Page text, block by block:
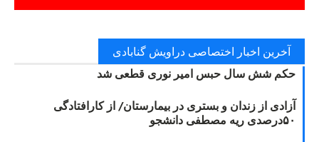
آخرین اخبار اختصاصی دراویش گنابادی
حکم شش سال حبس امیر نوری قطعی شد
آزادی از زندان و بستری در بیمارستان/ از کارافتادگی
۵۰درصدی ریه مصطفی دانشجو